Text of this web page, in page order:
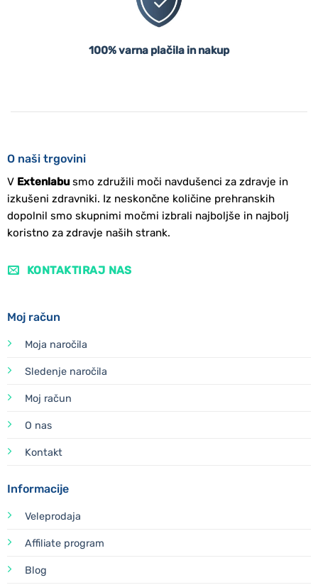
100% varna plačila in nakup
O naši trgovini
V Extenlabusmo združili moči navdušenci za zdravje in
izkušeni zdravniki. Iz neskončne količine prehranskih
dopolnil smo skupnimi močmi izbrali najboljše in najbolj
koristno za zdravje naših strank.
KONTAKTIRAJ NAS
Moj račun
Moja naročila
Sledenje naročila
Moj račun
O nas
Kontakt
Informacije
Veleprodaja
Affiliate program
Blog